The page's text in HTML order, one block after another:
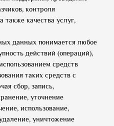
контроля
также качества услуг,
данных понимается любое
действий (операций),
средств
таких средств с
сбор, запись,
уточнение
использование,
уничтожение